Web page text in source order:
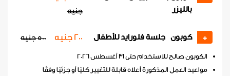
بالليزر
جنيه
+ كوبون جلسة فلورايد للأطفال 200 جنيه 500 جنيه
الكوبون صالح للاستخدام حتى 31 أغسطس 2026
مواعيد العمل المذكورة أعلاه قابلة للتغيير كليًا أو جزئيًا وفقًا